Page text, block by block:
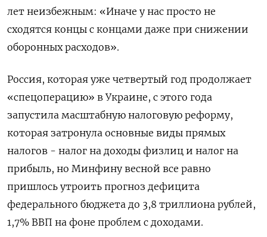
лет неизбежным: «Иначе у нас просто не
сходятся концы с концами даже при снижении
оборонных расходов».
Россия, которая уже четвертый год продолжает
«спецоперацию» в Украине, с этого года
запустила масштабную налоговую реформу,
которая затронула основные виды прямых
налогов - налог на доходы физлиц и налог на
прибыль, но Минфину весной все равно
пришлось утроить прогноз дефицита
федерального бюджета до 3,8 триллиона рублей,
1,7% ВВП на фоне проблем с доходами.